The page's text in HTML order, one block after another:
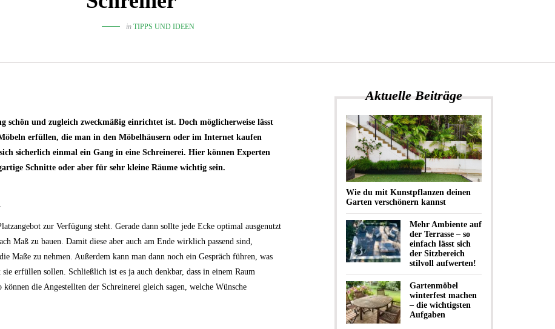
in TIPPS UND IDEEN
schön und zugleich zweckmäßig einrichtet ist. Doch möglicherweise lässt
erfüllen, die man in den Möbelhäusern oder im Internet kaufen
sicherlich einmal ein Gang in eine Schreinerei. Hier können Experten
Schnitte oder aber für sehr kleine Räume wichtig sein.
zur Verfügung steht. Gerade dann sollte jede Ecke optimal ausgenutzt
Maß zu bauen. Damit diese aber auch am Ende wirklich passend sind,
Maße zu nehmen. Außerdem kann man dann noch ein Gespräch führen, was
erfüllen sollen. Schließlich ist es ja auch denkbar, dass in einem Raum
die Angestellten der Schreinerei gleich sagen, welche Wünsche
Aktuelle Beiträge
Wie du mit Kunstpflanzen deinen
Garten verschönern kannst
Mehr Ambiente auf
der Terrasse – so
einfach lässt sich
der Sitzbereich
stilvoll aufwerten!
Gartenmöbel
winterfest machen
– die wichtigsten
Aufgaben